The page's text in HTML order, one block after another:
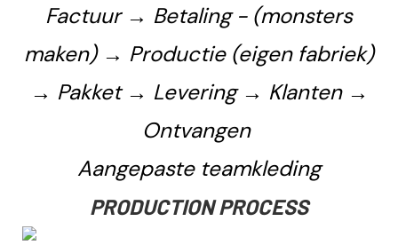
Factuur → Betaling - (monsters
maken) → Productie (eigen fabriek)
→ Pakket → Levering → Klanten →
Ontvangen
Aangepaste teamkleding
PRODUCTION PROCESS